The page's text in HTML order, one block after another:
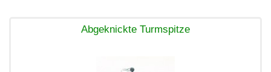
Abgeknickte Turmspitze